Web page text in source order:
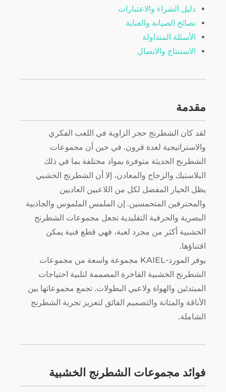
دليل الشراء والاعتبارات
نصائح الصيانة والعناية
الأسئلة المتداولة
الاستنتاج والاتصال
مقدمة
لقد كان الشطرنج حجر الزاوية في اللعب الفكري
والاستراتيجية لعدة قرون. في حين أن مجموعات
الشطرنج الحديثة متوفرة بمواد مختلفة بما في ذلك
البلاستيك والزجاج والمعادن، إلا أن الشطرنج الخشبي
يظل الخيار المفضل لكل من اللاعبين العاديين
والمحترفين المتحمسين. إن الملمس الملموس والجاذبية
البصرية والحرفية التقليدية تجعل مجموعات الشطرنج
الخشبية أكثر من مجرد لعبة، فهي قطع فنية يمكن
اقتناؤها.
يوفر المورد-KAIEL مجموعة واسعة من مجموعات
الشطرنج الخشبية الفاخرة المصممة لتلبية احتياجات
المبتدئين والهواة ولاعبي البطولات. تجمع مجموعاتها بين
الأناقة والمتانة والتصميم الفائق لتعزيز تجربة الشطرنج
الشاملة.
فوائد مجموعات الشطرنج الخشبية